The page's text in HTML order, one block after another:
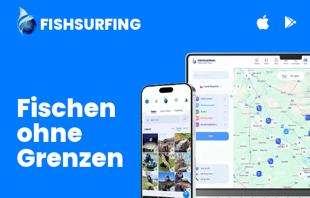
FISHSURFING
Fischen
ohne
Grenzen